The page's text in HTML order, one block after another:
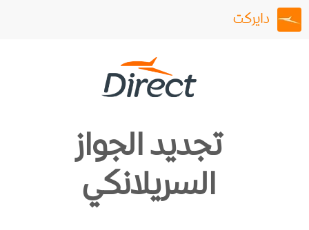
دايركت
تجديد الجواز
السريلانكي